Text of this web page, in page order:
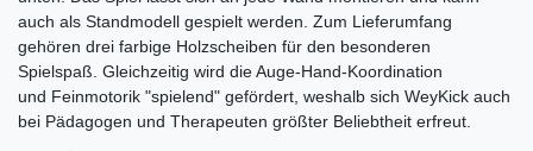
auch als Standmodell gespielt werden. Zum Lieferumfang
gehören drei farbige Holzscheiben für den besonderen
Spielspaß. Gleichzeitig wird die Auge-Hand-Koordination
und Feinmotorik "spielend" gefördert, weshalb sich WeyKick auch
bei Pädagogen und Therapeuten größter Beliebtheit erfreut.